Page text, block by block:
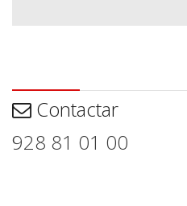
Contactar
928 81 01 00